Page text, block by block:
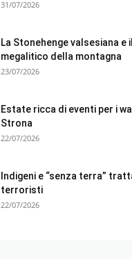
31/07/2026
La Stonehenge valsesiana e
megalitico della montagna
23/07/2026
Estate ricca di eventi per i
Strona
22/07/2026
Indigeni e “senza terra”
terroristi
22/07/2026